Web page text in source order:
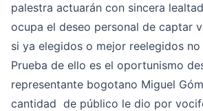
palestra actuarán con sincera
ocupa el deseo personal de captar
si ya elegidos o mejor reelegidos no
Prueba de ello es el oportunismo
representante bogotano Miguel
cantidad de público le dio por